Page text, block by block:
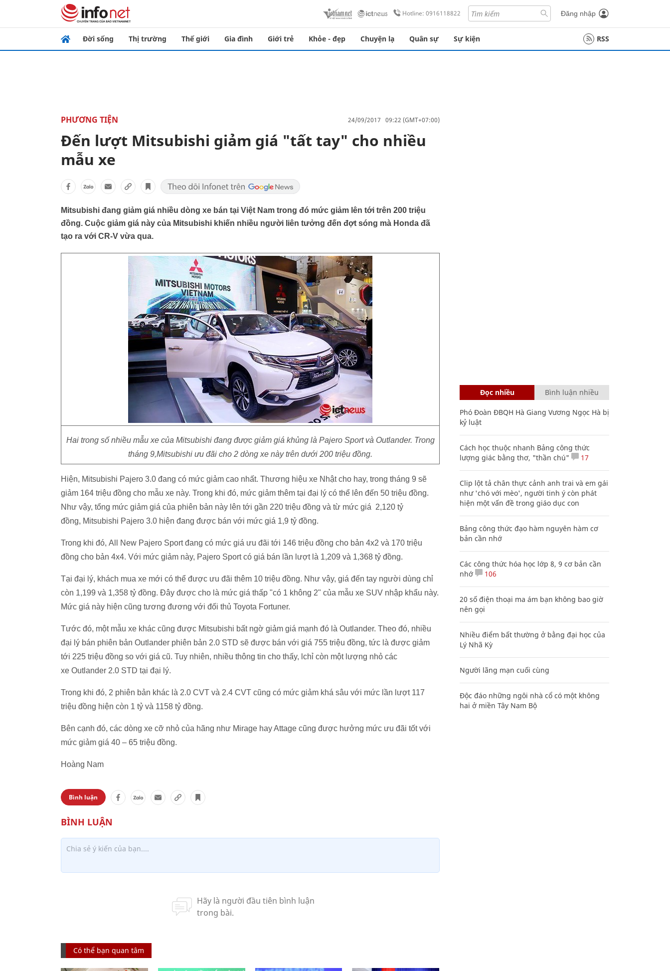
Hotline: 0916118822 Đăng nhập
Đời sống Thị trường Thế giới Gia đình Giới trẻ Khỏe - đẹp Chuyện lạ Quân sự Sự kiện RSS
PHƯƠNG TIỆN 24/09/2017 09:22 (GMT+07:00)
Đến lượt Mitsubishi giảm giá "tất tay" cho nhiều
mẫu xe
Mitsubishi đang giảm giá nhiều dòng xe bán tại Việt Nam trong đó mức giảm lên tới trên 200 triệu
đồng. Cuộc giảm giá này của Mitsubishi khiến nhiều người liên tưởng đến đợt sóng mà Honda đã
tạo ra với CR-V vừa qua.
Hai trong số nhiều mẫu xe của Mitsubishi đang được giảm giá khủng là Pajero Sport và Outlander. Trong
tháng 9,Mitsubishi ưu đãi cho 2 dòng xe này trên dưới 200 triệu đồng.
Hiện, Mitsubishi Pajero 3.0 đang có mức giảm cao nhất. Thương hiệu xe Nhật cho hay, trong tháng 9 sẽ
giảm 164 triệu đồng cho mẫu xe này. Trong khi đó, mức giảm thêm tại đại lý có thể lên đến 50 triệu đồng.
Như vậy, tổng mức giảm giá của phiên bản này lên tới gần 220 triệu đồng và từ mức giá 2,120 tỷ
đồng, Mitsubishi Pajero 3.0 hiện đang được bán với mức giá 1,9 tỷ đồng.
Trong khi đó, All New Pajero Sport đang có mức giá ưu đãi tới 146 triệu đồng cho bản 4x2 và 170 triệu
đồng cho bản 4x4. Với mức giảm này, Pajero Sport có giá bán lần lượt là 1,209 và 1,368 tỷ đồng.
Tại đại lý, khách mua xe mới có thể được ưu đãi thêm 10 triệu đồng. Như vậy, giá đến tay người dùng chỉ
còn 1,199 và 1,358 tỷ đồng. Đây được cho là mức giá thấp "có 1 không 2" của mẫu xe SUV nhập khẩu này.
Mức giá này hiện cũng tương đương với đối thủ Toyota Fortuner.
Tước đó, một mẫu xe khác cũng được Mitsubishi bất ngờ giảm giá mạnh đó là Outlander. Theo đó, nhiều
đại lý bán phiên bản Outlander phiên bản 2.0 STD sẽ được bán với giá 755 triệu đồng, tức là được giảm
tới 225 triệu đồng so với giá cũ. Tuy nhiên, nhiều thông tin cho thấy, lchỉ còn một lượng nhỏ các
xe Outlander 2.0 STD tại đại lý.
Trong khi đó, 2 phiên bản khác là 2.0 CVT và 2.4 CVT cũng có mức giảm khá sâu với mức lần lượt 117
triệu đồng hiện còn 1 tỷ và 1158 tỷ đồng.
Bên cạnh đó, các dòng xe cỡ nhỏ của hãng như Mirage hay Attage cũng được hưởng mức ưu đãi tốt với
mức giảm giá 40 – 65 triệu đồng.
Hoàng Nam
Bình luận
Có thể bạn quan tâm
Đọc nhiều Bình luận nhiều
Phó Đoàn ĐBQH Hà Giang Vương Ngọc Hà bị
kỷ luật
Cách học thuộc nhanh Bảng công thức
lượng giác bằng thơ, "thần chú"
17
Clip lột tả chân thực cảnh anh trai và em gái
như 'chó với mèo', người tinh ý còn phát
hiện một vấn đề trong giáo dục con
Bảng công thức đạo hàm nguyên hàm cơ
bản cần nhớ
Các công thức hóa học lớp 8, 9 cơ bản cần
nhớ
106
20 số điện thoại ma ám bạn không bao giờ
nên gọi
Nhiều điểm bất thường ở bằng đại học của
Lý Nhã Kỳ
Người lãng mạn cuối cùng
Độc đáo những ngôi nhà cổ có một không
hai ở miền Tây Nam Bộ